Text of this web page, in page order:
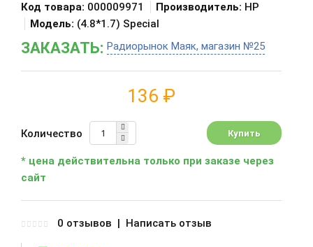
Код товара: 000009971 Производитель: HP
Модель: (4.8*1.7) Special
ЗАКАЗАТЬ: Радиорынок Маяк, магазин №25
136 ₽
Количество
* цена действительна только при заказе через
сайт
0 отзывов | Написать отзыв